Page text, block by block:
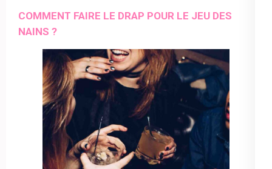
COMMENT FAIRE LE DRAP POUR LE JEU DES
NAINS ?